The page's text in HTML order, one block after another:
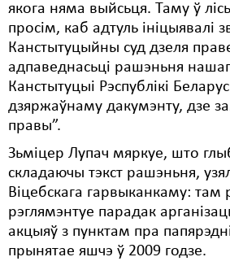
якога няма выйсьця. Таму ў
просім, каб адтуль ініцыявалі
Канстытуцыйны суд дзеля
адпаведнасьці рашэньня
Канстытуцыі Рэспублікі
дзяржаўнаму дакумэнту, дзе
правы”.
Зьміцер Лупач мяркуе, што
складаючы тэкст рашэньня,
Віцебскага гарвыканкаму: там
рэглямэнтуе парадак
акцыяў з пунктам пра
прынятае яшчэ ў 2009 годзе.